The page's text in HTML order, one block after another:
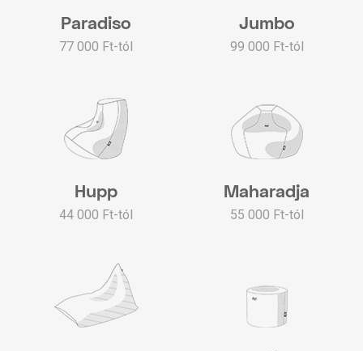
Paradiso
77 000 Ft-tól
Jumbo
99 000 Ft-tól
Hupp
44 000 Ft-tól
Maharadja
55 000 Ft-tól